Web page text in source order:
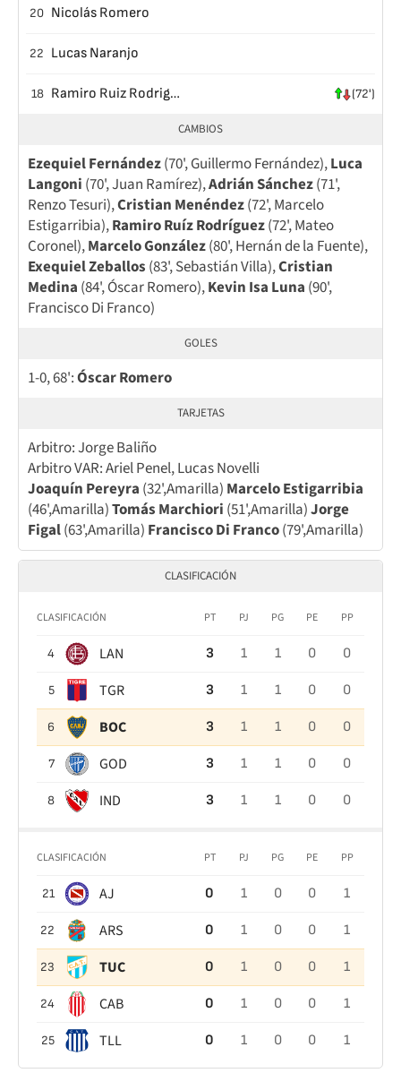
20 Nicolás Romero
22 Lucas Naranjo
18 Ramiro Ruiz Rodriguez (72')
CAMBIOS
Ezequiel Fernández(70', Guillermo Fernández),Luca
Langoni (70', Juan Ramírez),Adrián Sánchez(71',
Renzo Tesuri),Cristian Menéndez(72', Marcelo
Estigarribia),Ramiro Ruíz Rodríguez(72', Mateo
Coronel),Marcelo González(80', Hernán de la Fuente),
Exequiel Zeballos (83', Sebastián Villa),Cristian
Medina (84', Óscar Romero),Kevin Isa Luna (90',
Francisco Di Franco)
GOLES
1-0, 68':Óscar Romero
TARJETAS
Arbitro: Jorge Baliño
Arbitro VAR: Ariel Penel, Lucas Novelli
Joaquín Pereyra (32',Amarilla) Marcelo Estigarribia
(46',Amarilla)Tomás Marchiori (51',Amarilla)Jorge
Figal(63',Amarilla) Francisco Di Franco(79',Amarilla)
CLASIFICACIÓN
CLASIFICACIÓN PT PJ PG PE PP
4 LAN 3 1 1 0 0
5 TGR 3 1 1 0 0
6 BOC 3 1 1 0 0
7 GOD 3 1 1 0 0
8 IND 3 1 1 0 0
CLASIFICACIÓN PT PJ PG PE PP
21 AJ 0 1 0 0 1
22 ARS 0 1 0 0 1
23 TUC 0 1 0 0 1
24 CAB 0 1 0 0 1
25 TLL 0 1 0 0 1